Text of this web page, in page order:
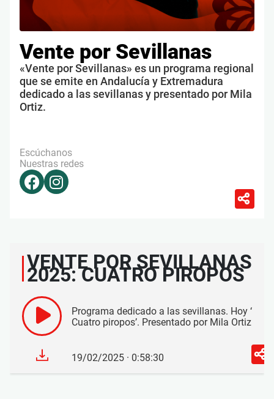
Vente por Sevillanas
«Vente por Sevillanas» es un programa regional
que se emite en Andalucía y Extremadura
dedicado a las sevillanas y presentado por Mila
Ortiz.
Escúchanos
Nuestras redes
VENTE POR SEVILLANAS
2025: CUATRO PIROPOS
Programa dedicado a las sevillanas. Hoy ‘
Cuatro piropos’. Presentado por Mila Ortiz
19/02/2025 · 0:58:30